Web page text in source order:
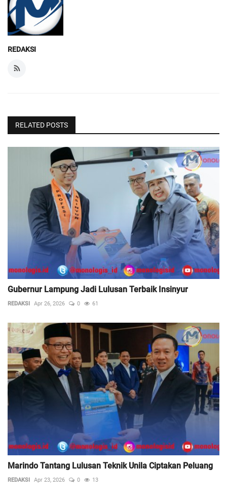
REDAKSI
RELATED POSTS
Gubernur Lampung Jadi Lulusan Terbaik Insinyur
REDAKSI Apr 26, 2026 0 61
Marindo Tantang Lulusan Teknik Unila Ciptakan Peluang
REDAKSI Apr 23, 2026 0 13